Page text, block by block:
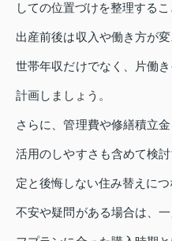
しての位置づけを整理するこ
出産前後は収入や働き方が
世帯年収だけでなく、片働
計画しましょう。
さらに、管理費や修繕積立
活用のしやすさも含めて検
定と後悔しない住み替えにつ
不安や疑問がある場合は、